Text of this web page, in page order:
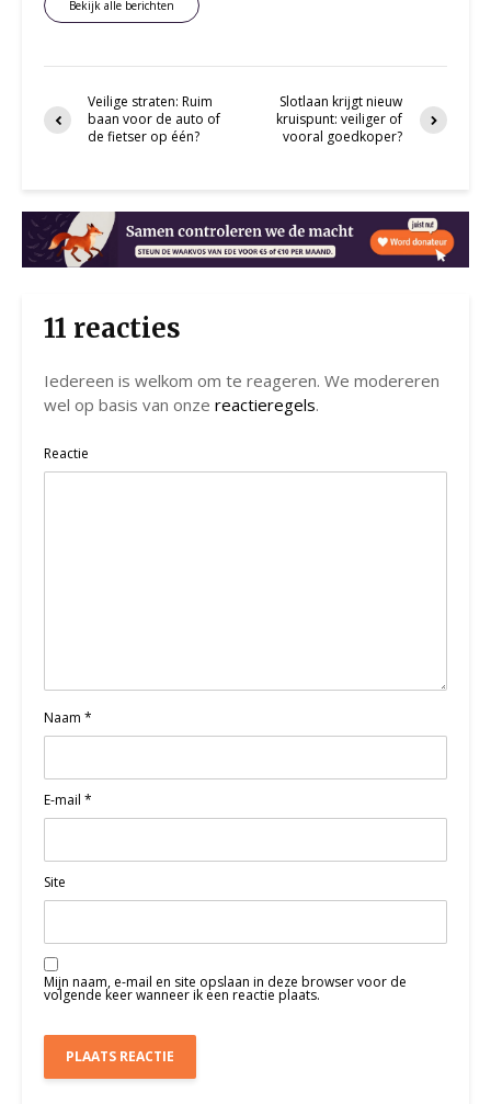
Bekijk alle berichten
Veilige straten: Ruim
baan voor de auto of
de fietser op één?
Slotlaan krijgt nieuw
kruispunt: veiliger of
vooral goedkoper?
11 reacties
Iedereen is welkom om te reageren. We modereren
wel op basis van onze reactieregels.
Reactie
Naam *
E-mail *
Site
Mijn naam, e-mail en site opslaan in deze browser voor de
volgende keer wanneer ik een reactie plaats.